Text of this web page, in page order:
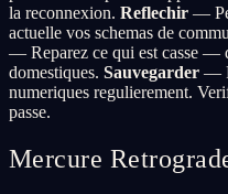
la reconnexion. Reflechir —
actuelle vos schemas de
— Reparez ce qui est casse —
domestiques. Sauvegarder —
numeriques regulierement.
passe.
Mercure